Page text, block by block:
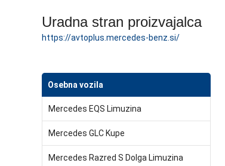
Uradna stran proizvajalca
https://avtoplus.mercedes-benz.si/
Osebna vozila
Mercedes EQS Limuzina
Mercedes GLC Kupe
Mercedes Razred S Dolga Limuzina